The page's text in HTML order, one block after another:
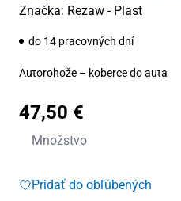
Značka: Rezaw - Plast
do 14 pracovných dní
Autorohože – koberce do auta
47,50 €
Množstvo
množstvo
gumové
Pridať do obľúbených